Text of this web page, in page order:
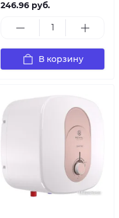
246.96 руб.
В корзину